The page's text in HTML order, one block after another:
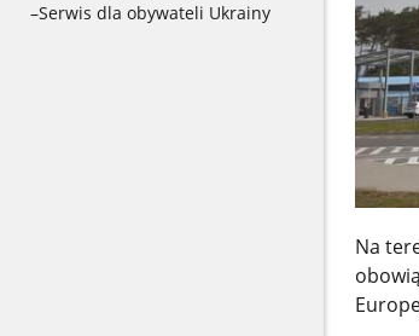
–Serwis dla obywateli Ukrainy
Na